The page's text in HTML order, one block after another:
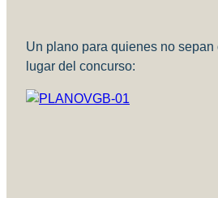
Un plano para quienes no sepan
lugar del concurso: